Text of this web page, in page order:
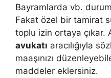
Bayramlarda vb.
Fakat özel bir tamirat
toplu izin ortaya çıkar.
avukatı aracılığıyla
maaşınızı
maddeler eklersiniz.